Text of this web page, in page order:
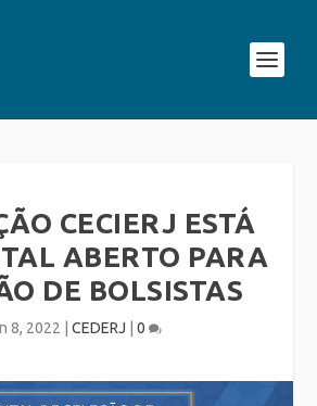
CECIERJ ESTÁ
ABERTO PARA
DE BOLSISTAS
8, 2022 CEDERJ 0